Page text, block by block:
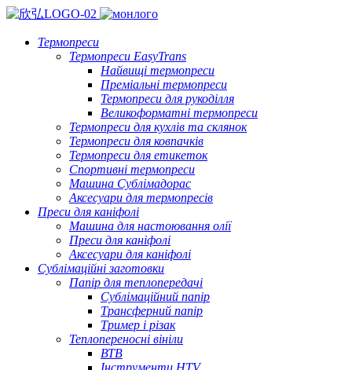
Термопреси
Термопреси EasyTrans
Найвищі термопреси
Преміальні термопреси
Термопреси для рукоділля
Великоформатні термопреси
Термопреси для кухлів та склянок
Термопреси для ковпачків
Термопреси для етикеток
Спортивні термопреси
Машина Сублімадорас
Аксесуари для термопресів
Преси для каніфолі
Машина для настоювання олії
Преси для каніфолі
Аксесуари для каніфолі
Сублімаційні заготовки
Папір для теплопередачі
Сублімаційний папір
Трансферний папір
Тример і різак
Теплопереносні вініли
ВТВ
Інструменти HTV